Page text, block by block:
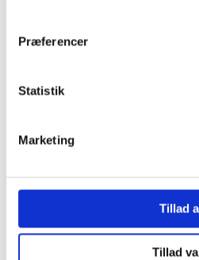
Præferencer
Statistik
Marketing
Tillad
Tillad
Strikkeopskrifter og bøger
Smukke islandske
Forhandlere